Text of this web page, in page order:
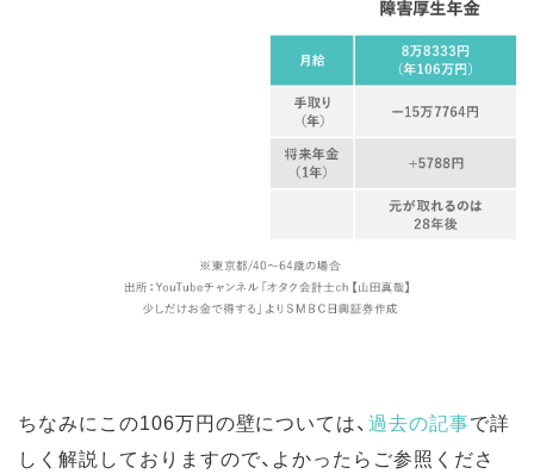
ちなみにこの106万円の壁については、過去の記事で詳
しく解説しておりますので、よかったらご参照くださ